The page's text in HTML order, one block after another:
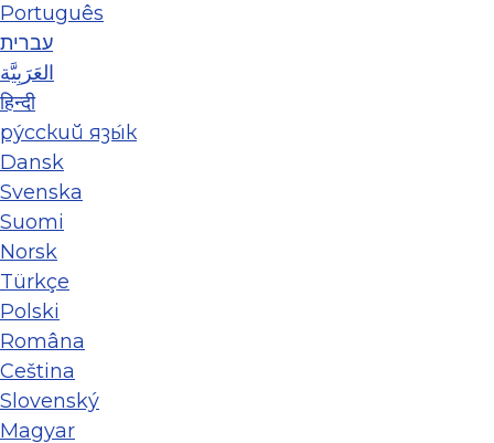
Português
עברית
العَرَبِيَّة
हिन्दी
ру́сский язы́к
Dansk
Svenska
Suomi
Norsk
Türkçe
Polski
Româna
Ceština
Slovenský
Magyar